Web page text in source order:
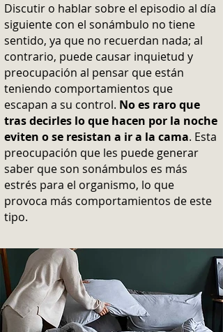
Discutir o hablar sobre el episodio al día
siguiente con el sonámbulo no tiene
sentido, ya que no recuerdan nada; al
contrario, puede causar inquietud y
preocupación al pensar que están
teniendo comportamientos que
escapan a su control. No es raro que
tras decirles lo que hacen por la noche
eviten o se resistan a ir a la cama. Esta
preocupación que les puede generar
saber que son sonámbulos es más
estrés para el organismo, lo que
provoca más comportamientos de este
tipo.